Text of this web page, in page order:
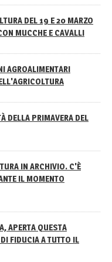
DEL 19 E 20 MARZO
MUCCHE E CAVALLI
AGROALIMENTARI
DELLA PRIMAVERA DEL
IN ARCHIVIO. C'È
IL MOMENTO
APERTA QUESTA
FIDUCIA A TUTTO IL